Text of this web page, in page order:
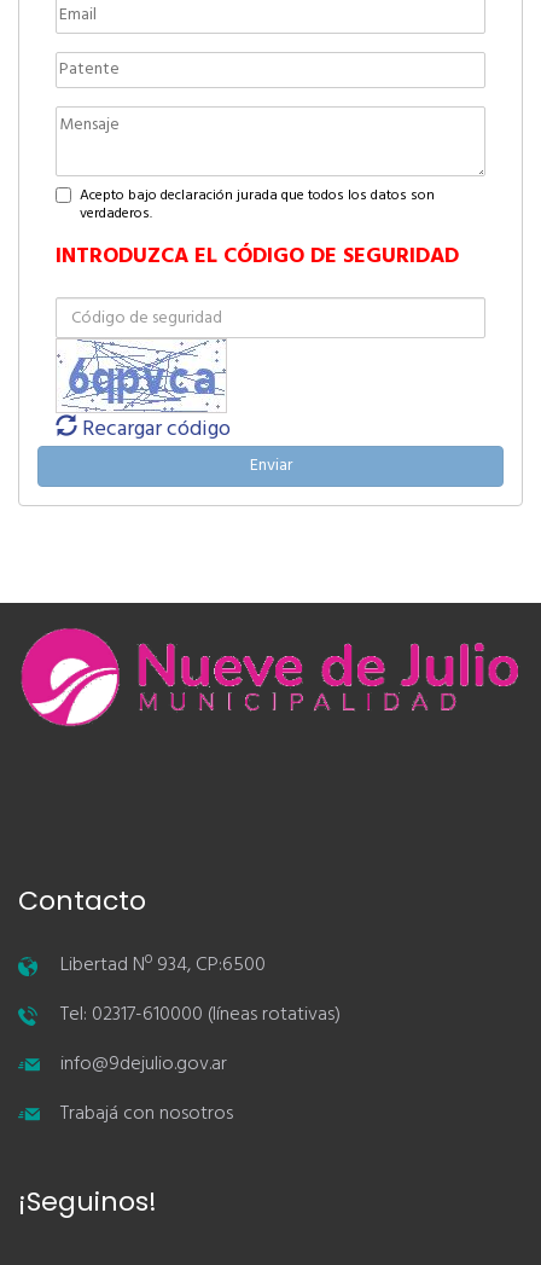
Acepto bajo declaración jurada que todos los datos son
verdaderos.
INTRODUZCA EL CÓDIGO DE SEGURIDAD
Recargar código
Enviar
Contacto
Libertad Nº 934, CP:6500
Tel: 02317-610000 (líneas rotativas)
info@9dejulio.gov.ar
Trabajá con nosotros
¡Seguinos!